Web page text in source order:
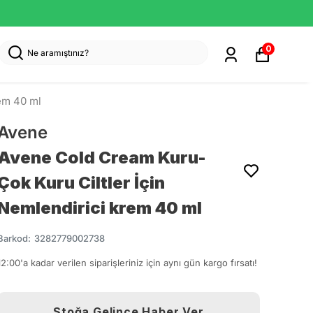
0
40 ml
Cold Cream Kuru-
Kuru Ciltler İçin
krem 40 ml
: 3282779002738
kadar verilen siparişleriniz için aynı gün kargo fırsatı!